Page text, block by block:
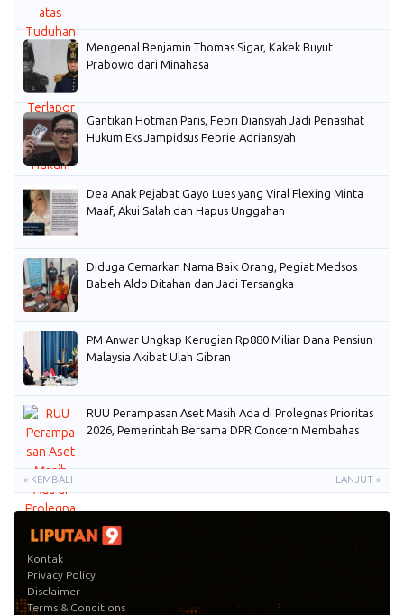
Mengenal Benjamin Thomas Sigar, Kakek Buyut
Prabowo dari Minahasa
Gantikan Hotman Paris, Febri Diansyah Jadi Penasihat
Hukum Eks Jampidsus Febrie Adriansyah
Dea Anak Pejabat Gayo Lues yang Viral Flexing Minta
Maaf, Akui Salah dan Hapus Unggahan
Diduga Cemarkan Nama Baik Orang, Pegiat Medsos
Babeh Aldo Ditahan dan Jadi Tersangka
PM Anwar Ungkap Kerugian Rp880 Miliar Dana Pensiun
Malaysia Akibat Ulah Gibran
RUU Perampasan Aset Masih Ada di Prolegnas Prioritas
2026, Pemerintah Bersama DPR Concern Membahas
« KEMBALI LANJUT »
Kontak
Privacy Policy
Disclaimer
Terms & Conditions